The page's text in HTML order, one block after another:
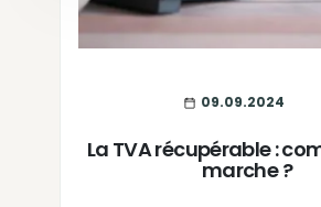
09.09.2024
La TVA récupérable :
marche ?